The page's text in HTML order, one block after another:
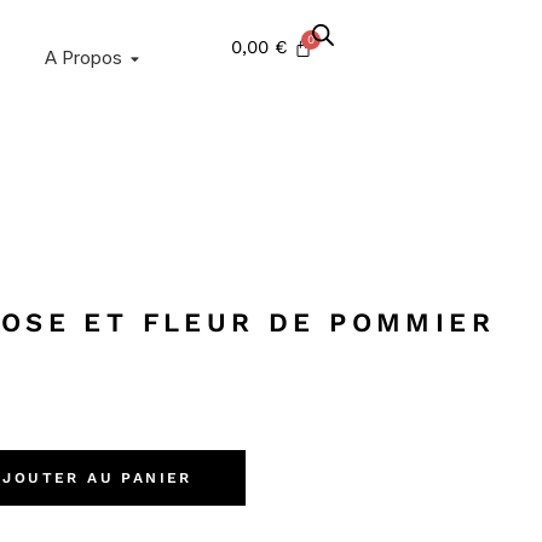
A Propos 0,00 €
ET FLEUR DE POMMIER
AU PANIER